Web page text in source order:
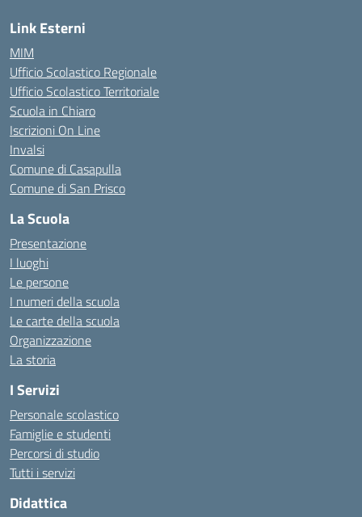
Link Esterni
MIM
Ufficio Scolastico Regionale
Ufficio Scolastico Territoriale
Scuola in Chiaro
Iscrizioni On Line
Invalsi
Comune di Casapulla
Comune di San Prisco
La Scuola
Presentazione
I luoghi
Le persone
I numeri della scuola
Le carte della scuola
Organizzazione
La storia
I Servizi
Personale scolastico
Famiglie e studenti
Percorsi di studio
Tutti i servizi
Didattica